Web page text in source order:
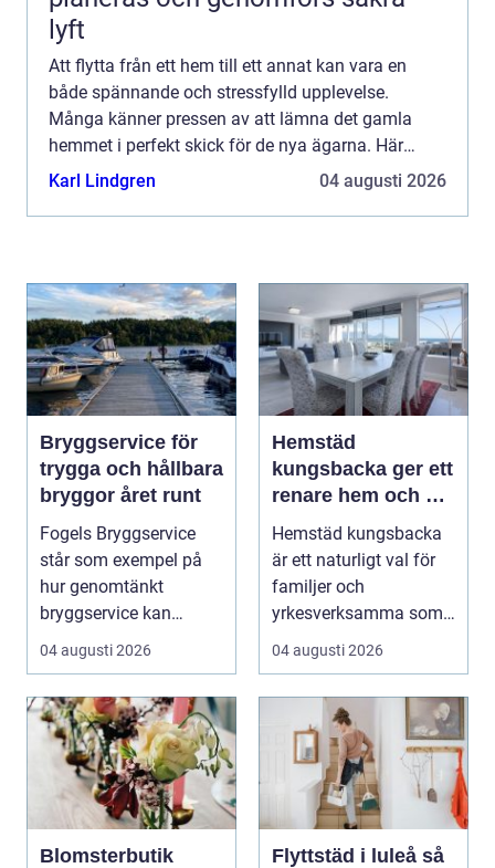
lyft
Att flytta från ett hem till ett annat kan vara en
både spännande och stressfylld upplevelse.
Många känner pressen av att lämna det gamla
hemmet i perfekt skick för de nya ägarna. Här
kommer flyttst&aum...
Karl Lindgren 04 augusti 2026
Bryggservice för
trygga och hållbara
bryggor året runt
Fogels Bryggservice
står som exempel på
hur genomtänkt
bryggservice kan
04 augusti 2026
Hemstäd
kungsbacka ger ett
renare hem och en
lugnare vardag
Hemstäd kungsbacka
är ett naturligt val för
familjer och
yrkesverksamma som
vill ha ett rent hem
04 augusti 2026
Blomsterbutik
Flyttstäd i luleå så